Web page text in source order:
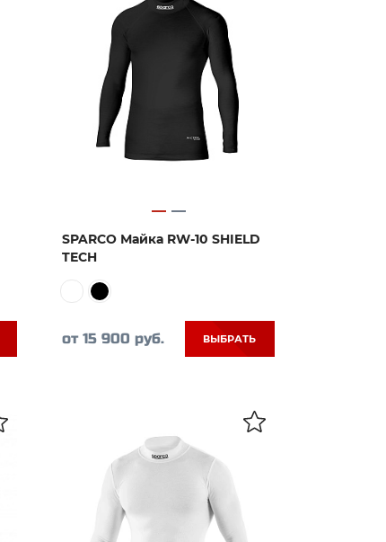
SPARCO Майка RW-10 SHIELD
TECH
от 15 900 руб. ВЫБРАТЬ